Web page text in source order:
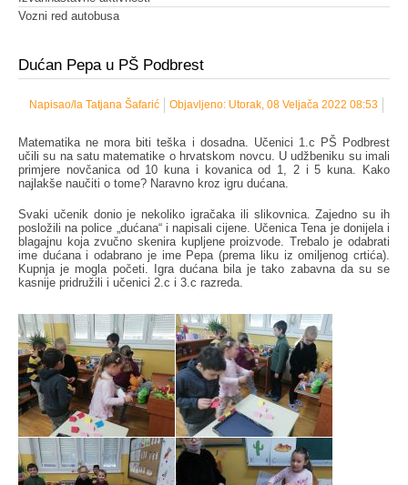
Vozni red autobusa
Dućan Pepa u PŠ Podbrest
Objavljeno: Utorak, 08 Veljača 2022 08:53
Napisao/la Tatjana Šafarić
Matematika ne mora biti teška i dosadna. Učenici 1.c PŠ Podbrest
učili su na satu matematike o hrvatskom novcu. U udžbeniku su imali
primjere novčanica od 10 kuna i kovanica od 1, 2 i 5 kuna. Kako
najlakše naučiti o tome? Naravno kroz igru dućana.
Svaki učenik donio je nekoliko igračaka ili slikovnica. Zajedno su ih
posložili na police „dućana“ i napisali cijene. Učenica Tena je donijela i
blagajnu koja zvučno skenira kupljene proizvode. Trebalo je odabrati
ime dućana i odabrano je ime Pepa (prema liku iz omiljenog crtića).
Kupnja je mogla početi. Igra dućana bila je tako zabavna da su se
kasnije pridružili i učenici 2.c i 3.c razreda.